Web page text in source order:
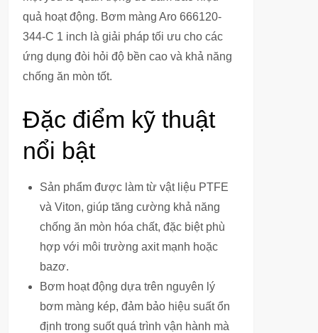
quả hoạt động. Bơm màng Aro 666120-
344-C 1 inch là giải pháp tối ưu cho các
ứng dụng đòi hỏi độ bền cao và khả năng
chống ăn mòn tốt.
Đặc điểm kỹ thuật
nổi bật
Sản phẩm được làm từ vật liệu PTFE
và Viton, giúp tăng cường khả năng
chống ăn mòn hóa chất, đặc biệt phù
hợp với môi trường axit mạnh hoặc
bazơ.
Bơm hoạt động dựa trên nguyên lý
bơm màng kép, đảm bảo hiệu suất ổn
định trong suốt quá trình vận hành mà